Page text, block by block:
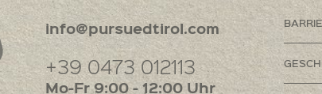
info@pursuedtirol.com
+39 0473 012113
Mo-Fr 9:00 - 12:00 Uhr